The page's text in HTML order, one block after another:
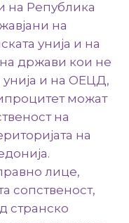
на Република
на
унија и на
држави кои не
унија и на ОЕЦД,
можат
на
на
лице,
сопственост,
странско